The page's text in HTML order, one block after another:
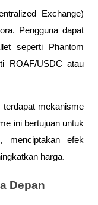
Exchange)
Pengguna dapat
seperti Phantom
ROAF/USDC atau
terdapat mekanisme
ini bertujuan untuk
menciptakan efek
harga.
Depan